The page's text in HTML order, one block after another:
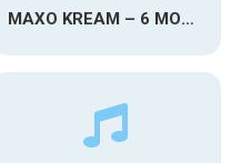
MAXO KREAM – 6 MONTHS CLEAN